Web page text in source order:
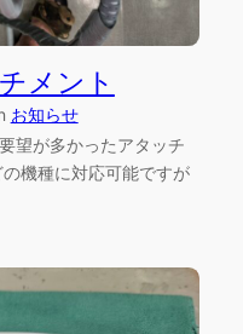
メント
お知らせ
望が多かったアタッチ
機種に対応可能ですが